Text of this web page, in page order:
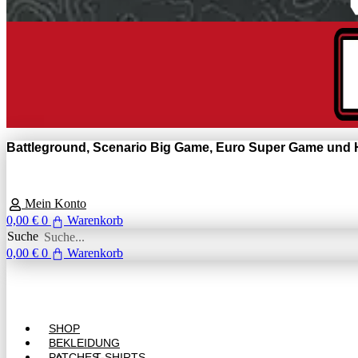
Battleground, Scenario Big Game, Euro Super Game
Mein Konto
0,00 € 0
Warenkorb
Suche
0,00 € 0 Warenkorb
Main
Menu
SHOP
BEKLEIDUNG